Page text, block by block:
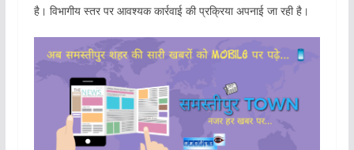
है। विभागीय स्तर पर आवश्यक कार्रवाई की प्रक्रिया अपनाई जा रही है।